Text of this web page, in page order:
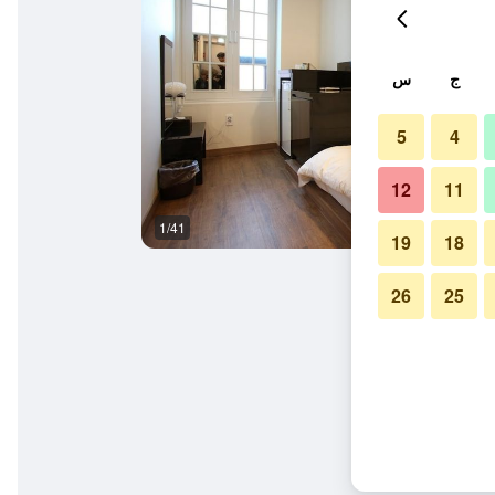
1/41
ج س
4
5
11
12
18
19
25
26